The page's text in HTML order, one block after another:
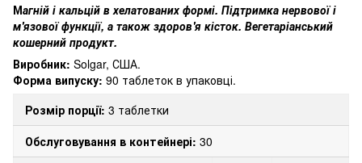
Магній і кальцій в хелатованих формі. Підтримка нервової і
м'язової функції, а також здоров'я кісток. Вегетаріанський
кошерний продукт.
Виробник: Solgar, США.
Форма випуску: 90 таблеток в упаковці.
Розмір порції: 3 таблетки
Обслуговування в контейнері: 30